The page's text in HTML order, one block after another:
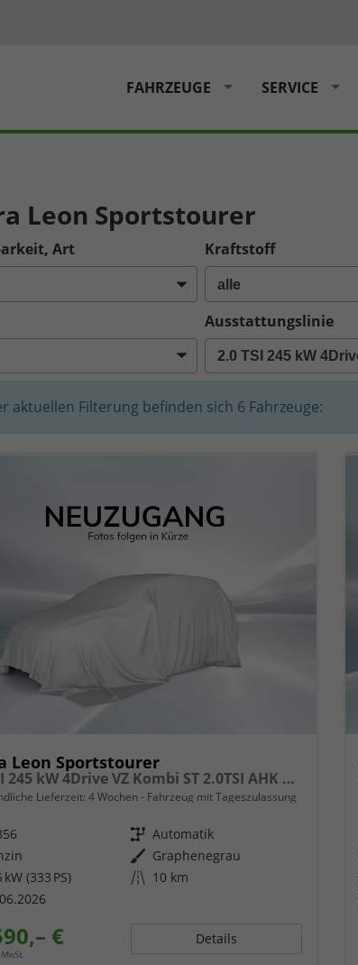
FAHRZEUGE SERVICE
Leon Sportstourer
Art Kraftstoff
Ausstattungslinie
aktuellen Filterung befinden sich 6 Fahrzeuge:
Leon Sportstourer
2.0 TSI 245 kW 4Drive VZ Kombi ST 2.0TSI AHK ACC
Lieferzeit: 4 Wochen Fahrzeug mit Tageszulassung
Getriebe Automatik
Außenfarbe Graphenegrau
kW (333 PS) Kilometerstand 10 km
€ Details